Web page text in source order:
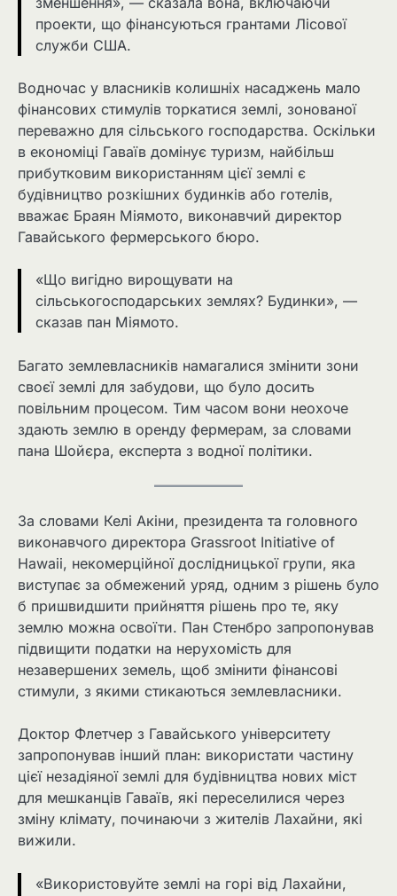
проекти, що фінансуються грантами Лісової
служби США.
Водночас у власників колишніх насаджень мало
фінансових стимулів торкатися землі, зонованої
переважно для сільського господарства. Оскільки
в економіці Гаваїв домінує туризм, найбільш
прибутковим використанням цієї землі є
будівництво розкішних будинків або готелів,
вважає Браян Міямото, виконавчий директор
Гавайського фермерського бюро.
«Що вигідно вирощувати на
сільськогосподарських землях? Будинки», —
сказав пан Міямото.
Багато землевласників намагалися змінити зони
своєї землі для забудови, що було досить
повільним процесом. Тим часом вони неохоче
здають землю в оренду фермерам, за словами
пана Шойєра, експерта з водної політики.
За словами Келі Акіни, президента та головного
виконавчого директора Grassroot Initiative of
Hawaii, некомерційної дослідницької групи, яка
виступає за обмежений уряд, одним з рішень було
б пришвидшити прийняття рішень про те, яку
землю можна освоїти. Пан Стенбро запропонував
підвищити податки на нерухомість для
незавершених земель, щоб змінити фінансові
стимули, з якими стикаються землевласники.
Доктор Флетчер з Гавайського університету
запропонував інший план: використати частину
цієї незадіяної землі для будівництва нових міст
для мешканців Гаваїв, які переселилися через
зміну клімату, починаючи з жителів Лахайни, які
вижили.
«Використовуйте землі на горі від Лахайни,